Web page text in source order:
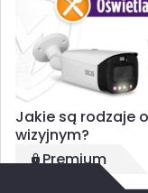
Jakie są rodzaje
wizyjnym?
Premium